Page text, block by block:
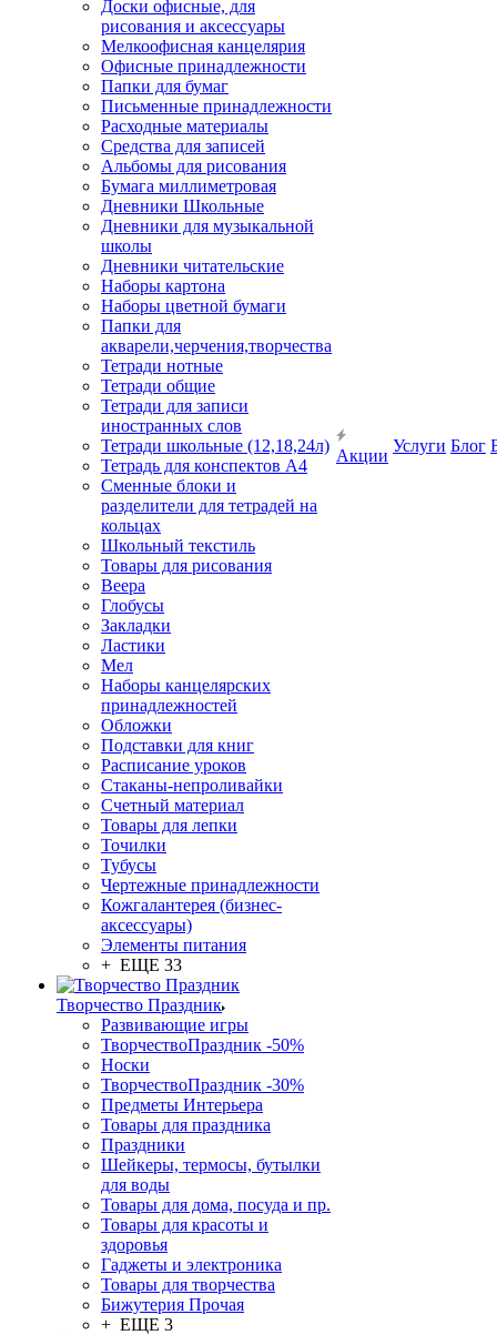
Доски офисные, для
рисования и аксессуары
Мелкоофисная канцелярия
Офисные принадлежности
Папки для бумаг
Письменные принадлежности
Расходные материалы
Средства для записей
Альбомы для рисования
Бумага миллиметровая
Дневники Школьные
Дневники для музыкальной
школы
Дневники читательские
Наборы картона
Наборы цветной бумаги
Папки для
акварели,черчения,творчества
Тетради нотные
Тетради общие
Тетради для записи
иностранных слов
Тетради школьные (12,18,24л)
Тетрадь для конспектов А4
Сменные блоки и
разделители для тетрадей на
кольцах
Школьный текстиль
Товары для рисования
Веера
Глобусы
Закладки
Ластики
Мел
Наборы канцелярских
принадлежностей
Обложки
Подставки для книг
Расписание уроков
Стаканы-непроливайки
Счетный материал
Товары для лепки
Точилки
Тубусы
Чертежные принадлежности
Кожгалантерея (бизнес-
аксессуары)
Элементы питания
+ ЕЩЕ 33
Творчество Праздник
Развивающие игры
ТворчествоПраздник -50%
Носки
ТворчествоПраздник -30%
Предметы Интерьера
Товары для праздника
Праздники
Шейкеры, термосы, бутылки
для воды
Товары для дома, посуда и пр.
Товары для красоты и
здоровья
Гаджеты и электроника
Товары для творчества
Бижутерия Прочая
+ ЕЩЕ 3
Акции
Услуги Блог